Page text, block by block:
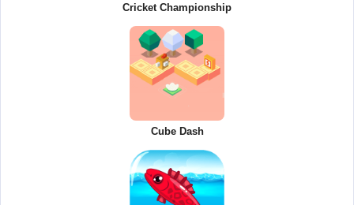
Cricket Championship
Cube Dash